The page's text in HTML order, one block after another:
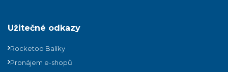
Užitečné odkazy
Rocketoo Balíky
Pronájem e-shopů